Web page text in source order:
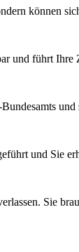
können
und führt Ihre
und Sie
Sie